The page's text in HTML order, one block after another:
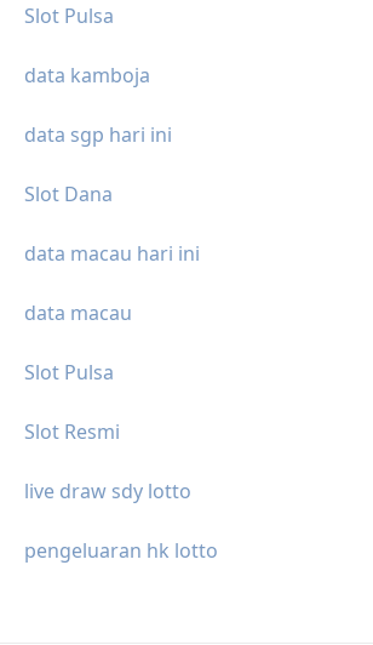
Slot Pulsa
data kamboja
data sgp hari ini
Slot Dana
data macau hari ini
data macau
Slot Pulsa
Slot Resmi
live draw sdy lotto
pengeluaran hk lotto